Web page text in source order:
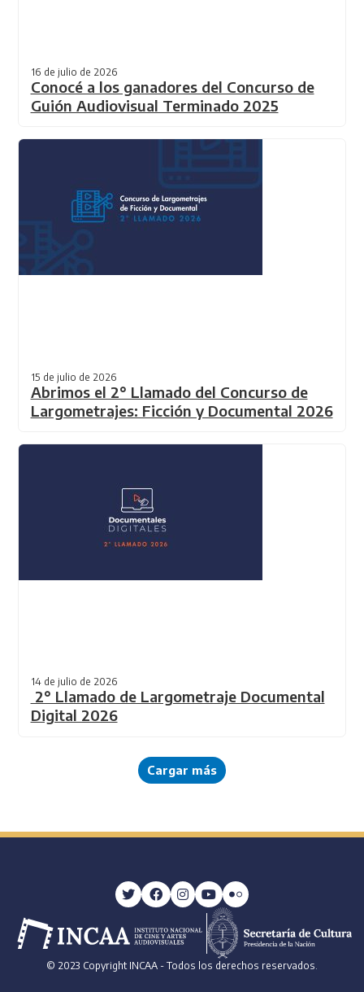
16 de julio de 2026
Conocé a los ganadores del Concurso de
Guión Audiovisual Terminado 2025
15 de julio de 2026
Abrimos el 2° Llamado del Concurso de
Largometrajes: Ficción y Documental 2026
14 de julio de 2026
2° Llamado de Largometraje Documental
Digital 2026
Cargar más
© 2023 Copyright INCAA - Todos los derechos reservados.